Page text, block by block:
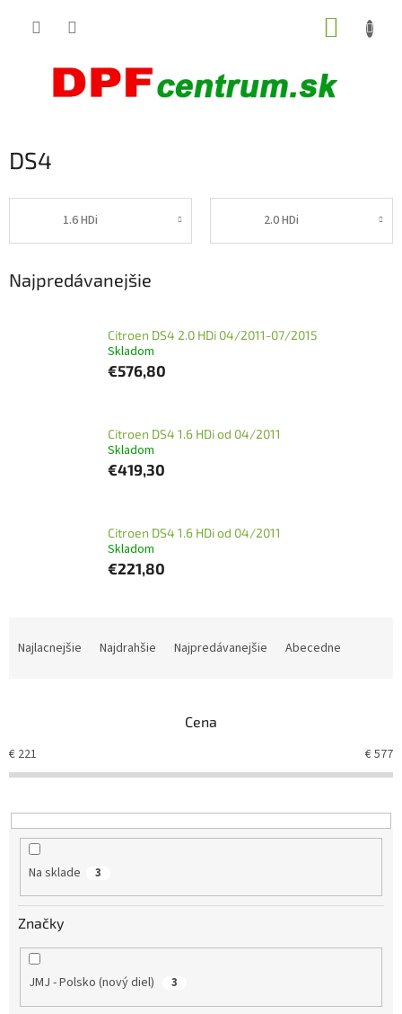
DS4
1.6 HDi 2.0 HDi
Najpredávanejšie
Citroen DS4 2.0 HDi 04/2011-07/2015
Skladom
€576,80
Citroen DS4 1.6 HDi od 04/2011
Skladom
€419,30
Citroen DS4 1.6 HDi od 04/2011
Skladom
€221,80
e
p
r
d
Najlacnejšie Najdrahšie Najpredávanejšie Abecedne
Cena
€ 221 €577
Na sklade 3
Značky
JMJ - Polsko (nový diel) 3